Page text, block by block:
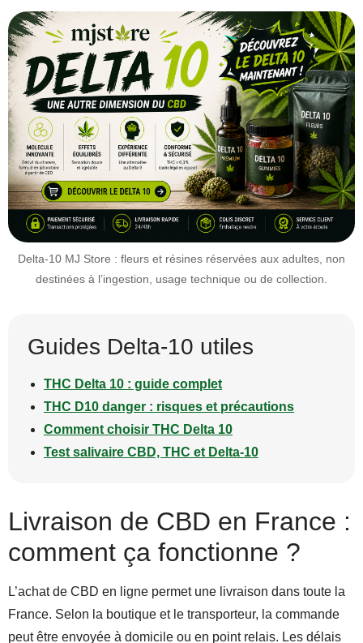
Delta-10 MJ Store : fleurs et résines réservées aux adultes, non
destinées à l’ingestion, usage technique ou de collection.
Guides Delta-10 utiles
THC Delta 10 : guide complet
THC D10 danger : risques et précautions
Comment choisir THC Delta 10
Test salivaire CBD, THC et Delta-10
Livraison de CBD en France :
comment ça fonctionne ?
L’achat de CBD en ligne permet une livraison dans toute la
France. Selon la boutique et le transporteur, la commande
peut être envoyée à domicile ou en point relais. Les délais